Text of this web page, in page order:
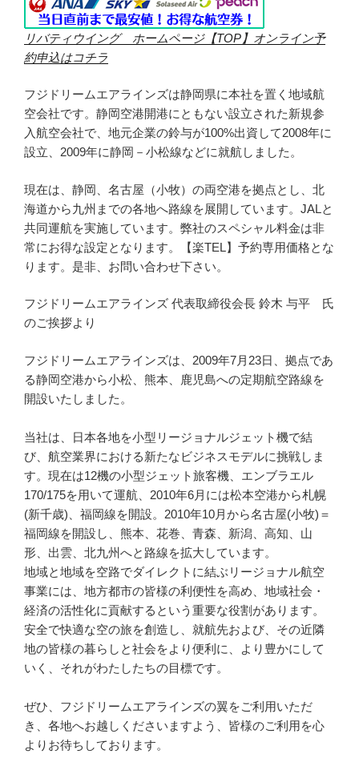
リバティウイング ホームページ【TOP】オンライン予
約申込はコチラ
フジドリームエアラインズは静岡県に本社を置く地域航
空会社です。静岡空港開港にともない設立された新規参
入航空会社で、地元企業の鈴与が100%出資して2008年に
設立、2009年に静岡－小松線などに就航しました。
現在は、静岡、名古屋（小牧）の両空港を拠点とし、北
海道から九州までの各地へ路線を展開しています。JALと
共同運航を実施しています。弊社のスペシャル料金は非
常にお得な設定となります。【楽TEL】予約専用価格とな
ります。是非、お問い合わせ下さい。
フジドリームエアラインズ 代表取締役会長 鈴木 与平 氏
のご挨拶より
フジドリームエアラインズは、2009年7月23日、拠点であ
る静岡空港から小松、熊本、鹿児島への定期航空路線を
開設いたしました。
当社は、日本各地を小型リージョナルジェット機で結
び、航空業界における新たなビジネスモデルに挑戦しま
す。現在は12機の小型ジェット旅客機、エンブラエル
170/175を用いて運航、2010年6月には松本空港から札幌
(新千歳)、福岡線を開設。2010年10月から名古屋(小牧)＝
福岡線を開設し、熊本、花巻、青森、新潟、高知、山
形、出雲、北九州へと路線を拡大しています。
地域と地域を空路でダイレクトに結ぶリージョナル航空
事業には、地方都市の皆様の利便性を高め、地域社会・
経済の活性化に貢献するという重要な役割があります。
安全で快適な空の旅を創造し、就航先および、その近隣
地の皆様の暮らしと社会をより便利に、より豊かにして
いく、それがわたしたちの目標です。
ぜひ、フジドリームエアラインズの翼をご利用いただ
き、各地へお越しくださいますよう、皆様のご利用を心
よりお待ちしております。